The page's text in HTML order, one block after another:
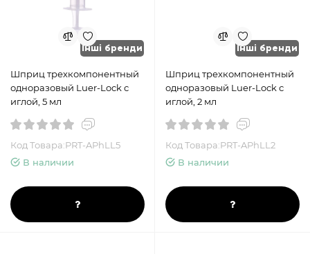
Інші бренди
Шприц трехкомпонентный
одноразовый Luer-Lock с
иглой, 5 мл
Код Товара:PRT-APhLL5
В наличии
Інші бренди
Шприц трехкомпонентный
одноразовый Luer-Lock с
иглой, 2 мл
Код Товара:PRT-APhLL2
В наличии